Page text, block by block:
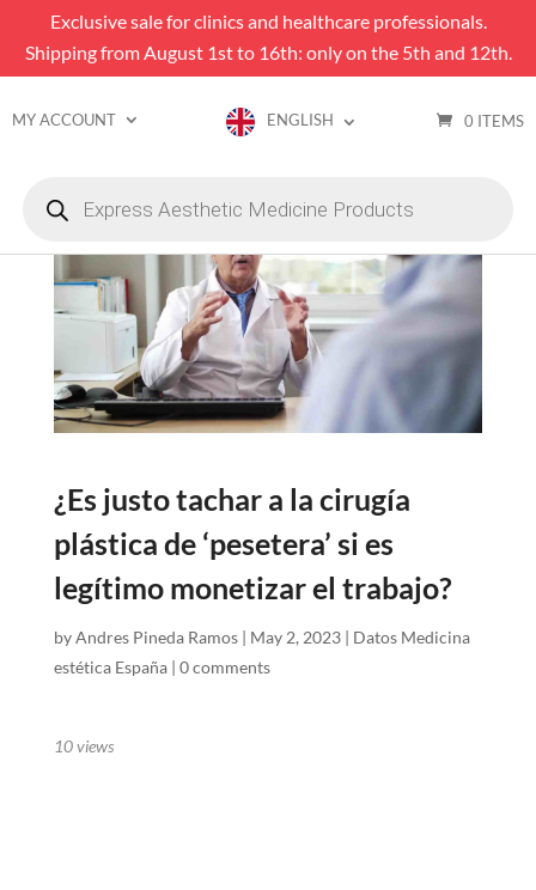
Exclusive sale for clinics and healthcare professionals.
Shipping from August 1st to 16th: only on the 5th and 12th.
MY ACCOUNT ENGLISH 0 ITEMS
search
¿Es justo tachar a la cirugía
plástica de ‘pesetera’ si es
legítimo monetizar el trabajo?
byAndres Pineda Ramos| May 2, 2023| Datos Medicina
estética España| 0 comments
10views